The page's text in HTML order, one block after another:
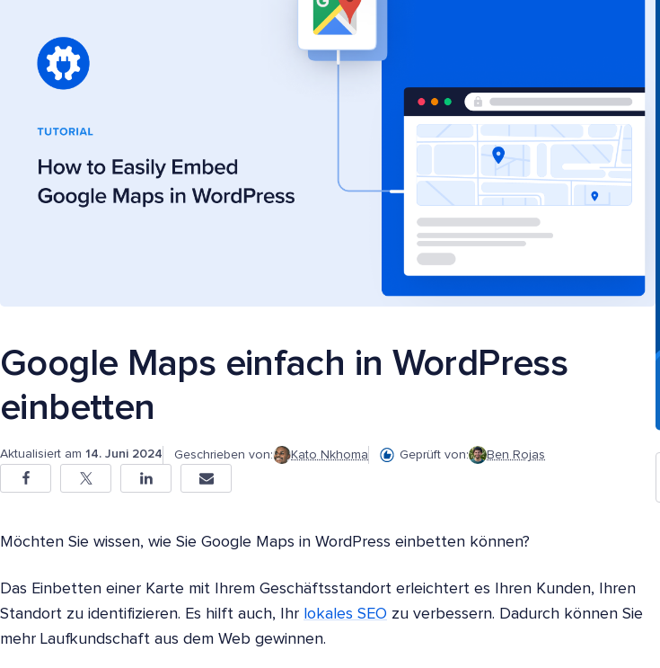
Google Maps einfach in WordPress
einbetten
Aktualisiert am 14. Juni 2024 Geschrieben von: Kato Nkhoma Geprüft von: Ben Rojas
Möchten Sie wissen, wie Sie Google Maps in WordPress einbetten können?
Das Einbetten einer Karte mit Ihrem Geschäftsstandort erleichtert es Ihren Kunden, Ihren
Standort zu identifizieren. Es hilft auch, Ihr lokales SEO zu verbessern. Dadurch können Sie
mehr Laufkundschaft aus dem Web gewinnen.